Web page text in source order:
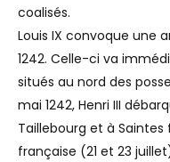
coalisés.
Louis IX convoque une
1242. Celle-ci va
situés au nord des
mai 1242, Henri III
Taillebourg et à Saintes
française (21 et 23